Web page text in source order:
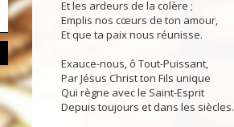
Et les ardeurs de la colère ;
Emplis nos cœurs de ton amour,
Et que ta paix nous réunisse.
Exauce-nous, ô Tout-Puissant,
Par Jésus Christ ton Fils unique
Qui règne avec le Saint-Esprit
Depuis toujours et dans les siècles.